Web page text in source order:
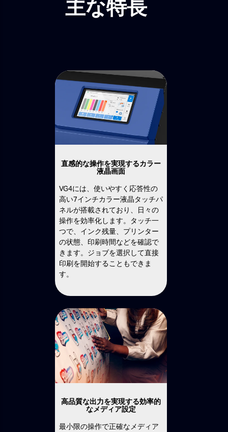
主な特長
直感的な操作を実現するカラー
液晶画面
VG4には、使いやすく応答性の
高い7インチカラー液晶タッチパ
ネルが搭載されており、日々の
操作を効率化します。タッチ一
つで、インク残量、プリンター
の状態、印刷時間などを確認で
きます。ジョブを選択して直接
印刷を開始することもできま
す。
高品質な出力を実現する効率的
なメディア設定
最小限の操作で正確なメディア